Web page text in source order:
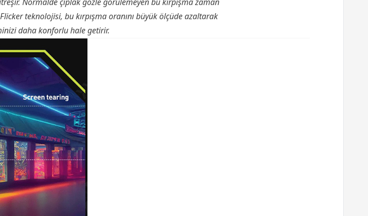
teknolojisi, bu kırpışma oranını büyük ölçüde azaltarak
daha konforlu hale getirir.